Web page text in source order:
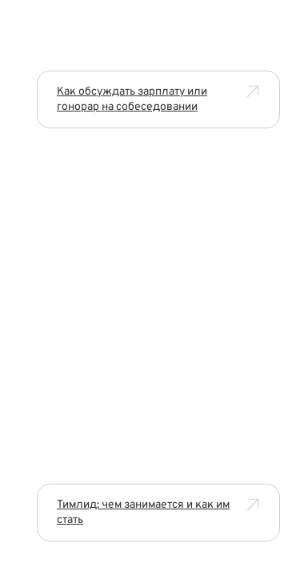
Как обсуждать зарплату или
гонорар на собеседовании
Тимлид: чем занимается и как им
стать